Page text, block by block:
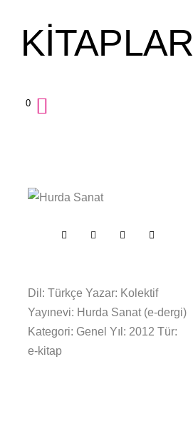
KİTAPLAR
0
Dil: Türkçe Yazar: Kolektif
Yayınevi: Hurda Sanat (e-dergi)
Kategori: Genel Yıl: 2012 Tür:
e-kitap